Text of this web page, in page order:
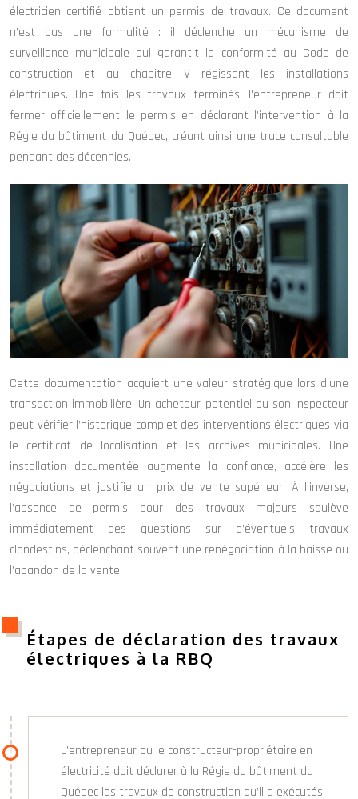
électricien certifié obtient un permis de travaux. Ce document
n’est pas une formalité : il déclenche un mécanisme de
surveillance municipale qui garantit la conformité au Code de
construction et au chapitre V régissant les installations
électriques. Une fois les travaux terminés, l’entrepreneur doit
fermer officiellement le permis en déclarant l’intervention à la
Régie du bâtiment du Québec, créant ainsi une trace consultable
pendant des décennies.
Cette documentation acquiert une valeur stratégique lors d’une
transaction immobilière. Un acheteur potentiel ou son inspecteur
peut vérifier l’historique complet des interventions électriques via
le certificat de localisation et les archives municipales. Une
installation documentée augmente la confiance, accélère les
négociations et justifie un prix de vente supérieur. À l’inverse,
l’absence de permis pour des travaux majeurs soulève
immédiatement des questions sur d’éventuels travaux
clandestins, déclenchant souvent une renégociation à la baisse ou
l’abandon de la vente.
Étapes de déclaration des travaux
électriques à la RBQ
L’entrepreneur ou le constructeur-propriétaire en
électricité doit déclarer à la Régie du bâtiment du
Québec les travaux de construction qu’il a exécutés